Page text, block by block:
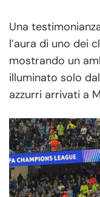
Una
l’aura di uno dei
mostrando un
illuminato solo
azzurri arrivati a